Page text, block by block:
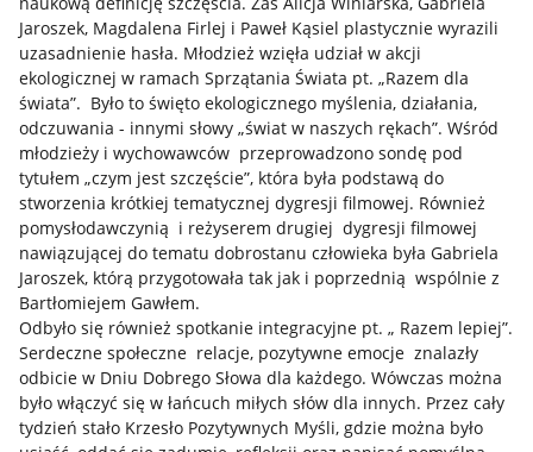
Jaroszek, Magdalena Firlej i Paweł Kąsiel plastycznie wyrazili
uzasadnienie hasła. Młodzież wzięła udział w akcji
ekologicznej w ramach Sprzątania Świata pt. „Razem dla
świata”. Było to święto ekologicznego myślenia, działania,
odczuwania - innymi słowy „świat w naszych rękach”. Wśród
młodzieży i wychowawców przeprowadzono sondę pod
tytułem „czym jest szczęście”, która była podstawą do
stworzenia krótkiej tematycznej dygresji filmowej. Również
pomysłodawczynią i reżyserem drugiej dygresji filmowej
nawiązującej do tematu dobrostanu człowieka była Gabriela
Jaroszek, którą przygotowała tak jak i poprzednią wspólnie z
Bartłomiejem Gawłem.
Odbyło się również spotkanie integracyjne pt. „ Razem lepiej”.
Serdeczne społeczne relacje, pozytywne emocje znalazły
odbicie w Dniu Dobrego Słowa dla każdego. Wówczas można
było włączyć się w łańcuch miłych słów dla innych. Przez cały
tydzień stało Krzesło Pozytywnych Myśli, gdzie można było